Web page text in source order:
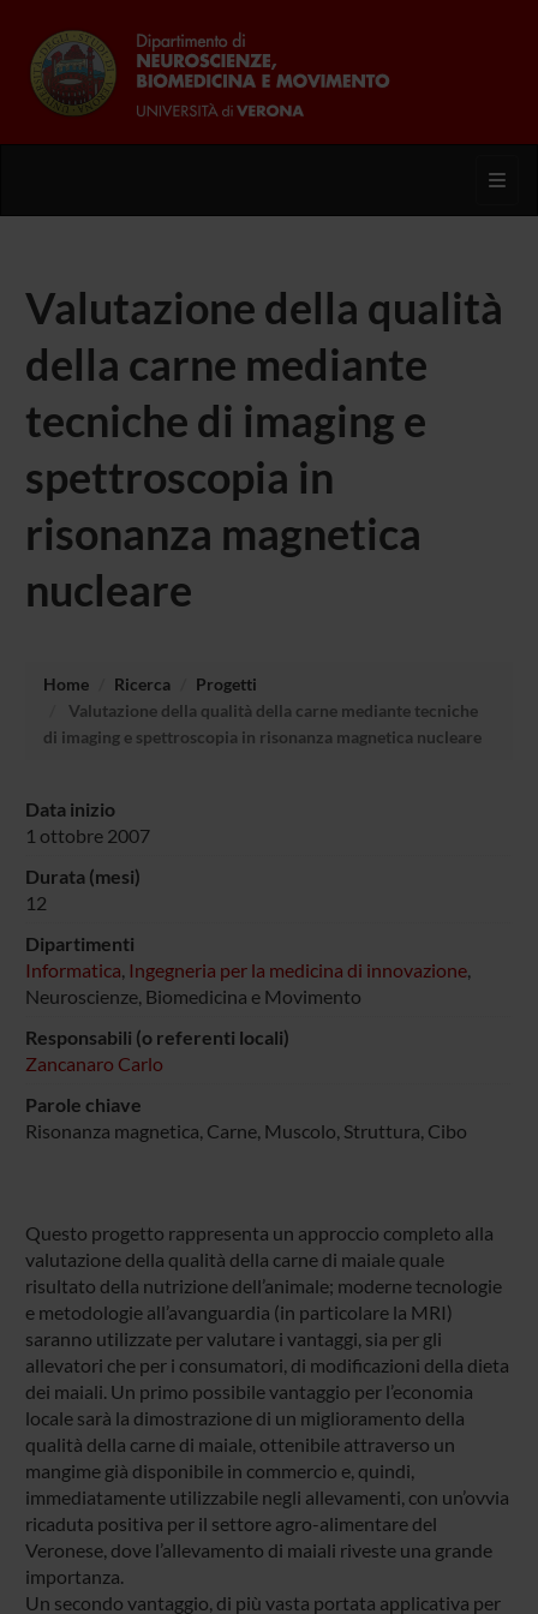
Valutazione della qualità
della carne mediante
tecniche di imaging e
spettroscopia in
risonanza magnetica
nucleare
Home Ricerca
Progetti
Valutazione della qualità della carne mediante tecniche
di imaging e spettroscopia in risonanza magnetica nucleare
Data inizio
1 ottobre 2007
Durata (mesi)
12
Dipartimenti
Informatica, Ingegneria per la medicina di innovazione,
Neuroscienze, Biomedicina e Movimento
Responsabili (o referenti locali)
Zancanaro Carlo
Parole chiave
Risonanza magnetica, Carne, Muscolo, Struttura, Cibo
Questo progetto rappresenta un approccio completo alla
valutazione della qualità della carne di maiale quale
risultato della nutrizione dell’animale; moderne tecnologie
e metodologie all’avanguardia (in particolare la MRI)
saranno utilizzate per valutare i vantaggi, sia per gli
allevatori che per i consumatori, di modificazioni della dieta
dei maiali. Un primo possibile vantaggio per l’economia
locale sarà la dimostrazione di un miglioramento della
qualità della carne di maiale, ottenibile attraverso un
mangime già disponibile in commercio e, quindi,
immediatamente utilizzabile negli allevamenti, con un’ovvia
ricaduta positiva per il settore agro-alimentare del
Veronese, dove l’allevamento di maiali riveste una grande
importanza.
Un secondo vantaggio, di più vasta portata applicativa per